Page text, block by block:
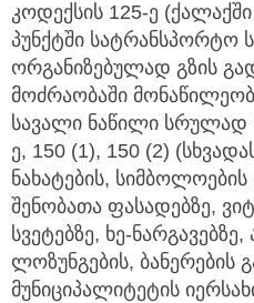
კოდექსის 125-ე
პუნქტში სატრანსპორტო
ორგანიზებულად გზის
მოძრაობაში
სავალი ნაწილი სრულად
ე, 150 (1), 150 (2)
ნახატების,
შენობათა ფასადებზე,
სვეტებზე, ხე-
ლოზუნგების, ბანერების
მუნიციპალიტეტის